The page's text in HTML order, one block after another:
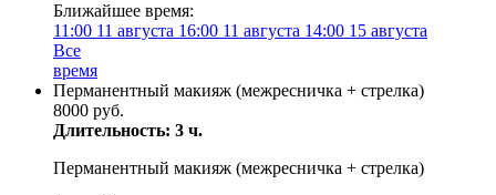
Ближайшее время:
11:00 11 августа 16:00 11 августа 14:00 15 августа
Все
время
Перманентный макияж (межресничка + стрелка)
8000 руб.
Длительность: 3 ч.
Перманентный макияж (межресничка + стрелка)